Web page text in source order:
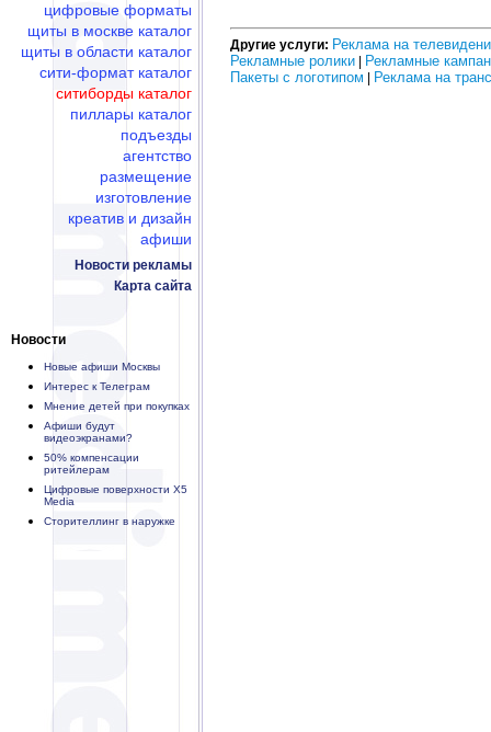
цифровые форматы
щиты в москве каталог
щиты в области каталог
сити-формат каталог
ситиборды каталог
пиллары каталог
подъезды
агентство
размещение
изготовление
креатив и дизайн
афиши
Новости рекламы
Карта сайта
Новости
Новые афиши Москвы
Интерес к Телеграм
Мнение детей при покупках
Афиши будут
видеоэкранами?
50% компенсации
ритейлерам
Цифровые поверхности X5
Media
Сторителлинг в наружке
Другие услуги: Реклама на
Рекламные ролики
Рекламные
Пакеты с логотипом
Реклама на